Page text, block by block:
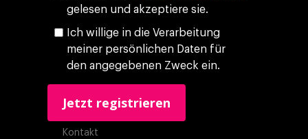
gelesen und akzeptiere sie.
Ich willige in die Verarbeitung
meiner persönlichen Daten für
den angegebenen Zweck ein.
Kontakt
KI, Daten &
Marketing